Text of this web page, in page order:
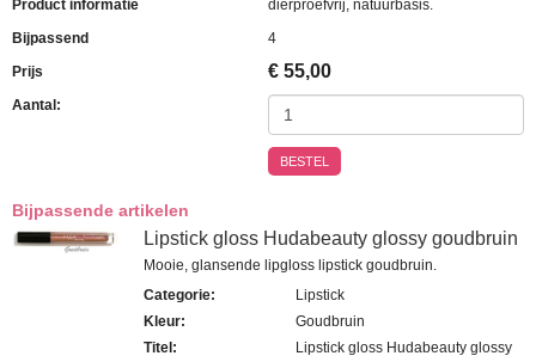
Product informatie
dierproefvrij, natuurbasis.
Bijpassend
4
Prijs
€ 55,00
Aantal:
BESTEL
Bijpassende artikelen
Lipstick gloss Hudabeauty glossy goudbruin
Mooie, glansende lipgloss lipstick goudbruin.
Categorie:
Lipstick
Kleur:
Goudbruin
Titel :
Lipstick gloss Hudabeauty glossy